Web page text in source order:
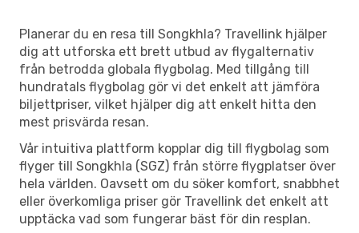
Planerar du en resa till Songkhla? Travellink hjälper
dig att utforska ett brett utbud av flygalternativ
från betrodda globala flygbolag. Med tillgång till
hundratals flygbolag gör vi det enkelt att jämföra
biljettpriser, vilket hjälper dig att enkelt hitta den
mest prisvärda resan.
Vår intuitiva plattform kopplar dig till flygbolag som
flyger till Songkhla (SGZ) från större flygplatser över
hela världen. Oavsett om du söker komfort, snabbhet
eller överkomliga priser gör Travellink det enkelt att
upptäcka vad som fungerar bäst för din resplan.